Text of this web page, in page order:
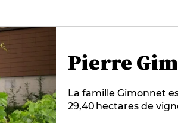
Pierre
La famille Gimonnet
29,40 hectares de